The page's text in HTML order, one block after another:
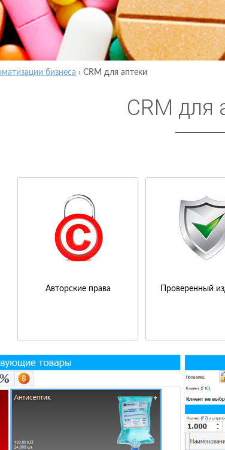
бизнеса › CRM для аптеки
CRM для
Авторские права Проверенный